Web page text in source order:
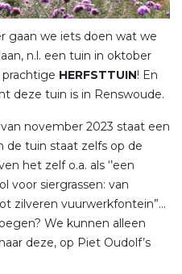
gaan we iets doen wat we
n.l. een tuin in oktober
HERFSTTUIN! En
deze tuin is in Renswoude.
november 2023 staat een
de tuin staat zelfs op de
het zelf o.a. als ‘’een
voor siergrassen: van
zilveren vuurwerkfontein”…
We kunnen alleen
deze, op Piet Oudolf’s